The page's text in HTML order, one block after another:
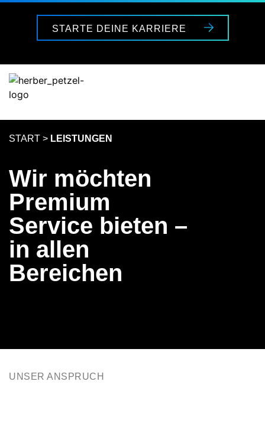
STARTE DEINE KARRIERE
START > LEISTUNGEN
Wir möchten
Premium
Service bieten –
in allen
Bereichen
UNSER ANSPRUCH